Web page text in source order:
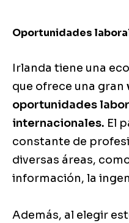
Oportunidades
Irlanda tiene una
que ofrece una gran
oportunidades
internacionales. El
constante de
diversas áreas,
información, la
Además, al elegir